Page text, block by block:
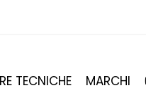
TECNICHE MARCHI